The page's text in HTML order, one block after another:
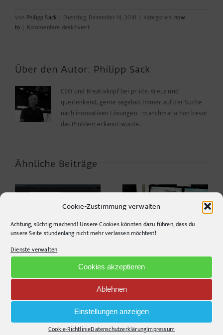
Cookie-Zustimmung verwalten
Achtung, süchtig machend! Unsere Cookies könnten dazu führen, dass du
unsere Seite stundenlang nicht mehr verlassen möchtest!
Dienste verwalten
Cookies akzeptieren
Ablehnen
Einstellungen anzeigen
Cookie-RichtlinieDatenschutzerklärungImpressum
Von Philipp Sack | Dienstag, Dezember 14, 2010 | Kategorien: how
to | Kommentare deaktiviertfür
Über den Autor: Philipp Sack
CEO und Kreativkopf bei pr-ide. Kreuz und
querlenkend, gerne segelnd. Immer auf der Suche
nach innovativen Lösungen - manchmal schon bevor
das Problem erkannt wurde.
Ähnliche Beiträge
berichtet
Foto Dokumentation
CONTACT INFO